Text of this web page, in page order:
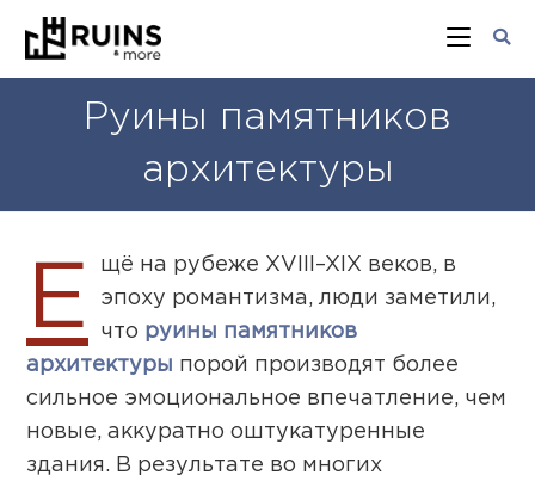
Руины памятников
архитектуры
Е
щё на рубеже XVIII–XIX веков, в
эпоху романтизма, люди заметили,
что руины памятников
архитектуры порой производят более
сильное эмоциональное впечатление, чем
новые, аккуратно оштукатуренные
здания. В результате во многих